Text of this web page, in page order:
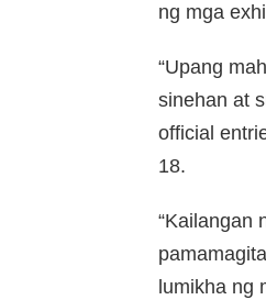
ng mga
“Upang
sinehan at
official
18.
“Kailangan
lumikha ng